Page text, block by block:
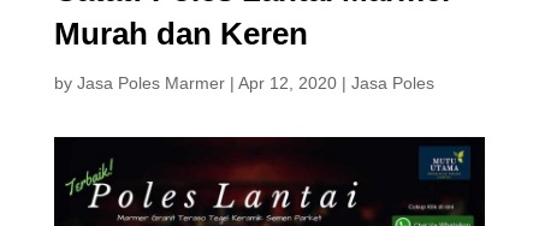
Murah dan Keren
by Jasa Poles Marmer| Apr 12, 2020| Jasa Poles